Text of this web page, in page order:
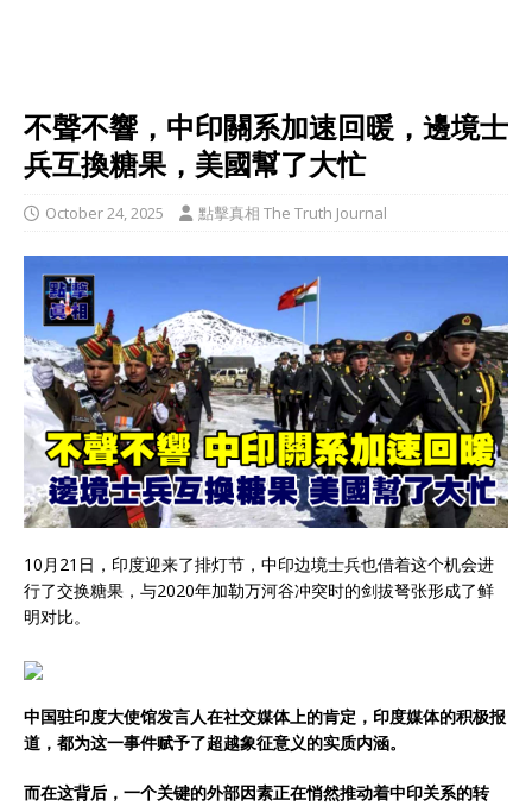
不聲不響，中印關系加速回暖，邊境士
兵互換糖果，美國幫了大忙
October 24, 2025 點擊真相 The Truth Journal
10月21日，印度迎来了排灯节，中印边境士兵也借着这个机会进
行了交换糖果，与2020年加勒万河谷冲突时的剑拔弩张形成了鲜
明对比。
中国驻印度大使馆发言人在社交媒体上的肯定，印度媒体的积极报
道，都为这一事件赋予了超越象征意义的实质内涵。
而在这背后，一个关键的外部因素正在悄然推动着中印关系的转